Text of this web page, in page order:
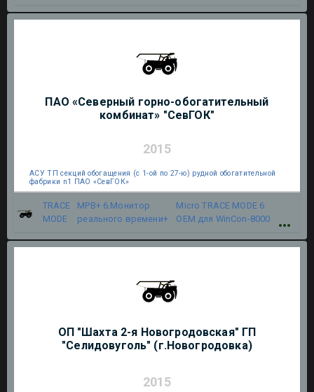
ПАО «Северный горно-обогатительный
комбинат» "СевГОК"
2015
АСУ ТП секций обогащения (с 1-ой по 27-ю) рудной обогатительной
фабрики n1 ПАО «СевГОК»
TRACE
MODE
МРВ+ 6.Монитор
реального времени+
Micro TRACE MODE 6
OEM для WinCon-8000
ОП "Шахта 2-я Новогродовская" ГП
"Селидовуголь" (г.Новогродовка)
2015